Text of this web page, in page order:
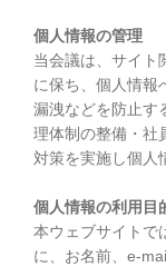
個人情報の管理
当会議は、サイト
に保ち、個人情報
漏洩などを防止す
理体制の整備・社
対策を実施し個人
個人情報の利用目
本ウェブサイトで
に、お名前、e-